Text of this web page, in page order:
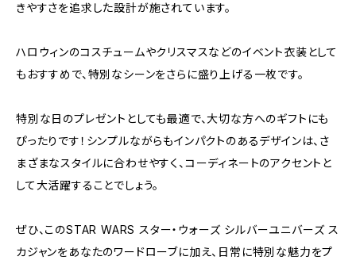
きやすさを追求した設計が施されています。
ハロウィンのコスチュームやクリスマスなどのイベント衣装として
もおすすめで、特別なシーンをさらに盛り上げる一枚です。
特別な日のプレゼントとしても最適で、大切な方へのギフトにも
ぴったりです！シンプルながらもインパクトのあるデザインは、さ
まざまなスタイルに合わせやすく、コーディネートのアクセントと
して大活躍することでしょう。
ぜひ、このSTAR WARS スター・ウォーズ シルバーユニバーズ ス
カジャンをあなたのワードローブに加え、日常に特別な魅力をプ